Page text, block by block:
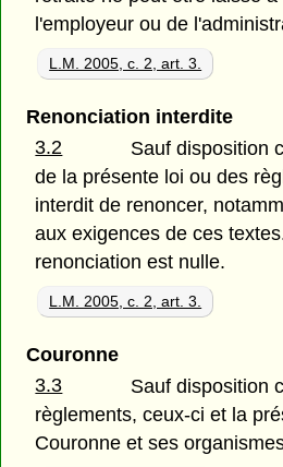
l'employeur ou de
L.M. 2005, c. 2, art. 3.
Renonciation interdite
3.2
Sauf disposition
de la présente loi ou des
interdit de renoncer,
aux exigences de ces
renonciation est nulle.
L.M. 2005, c. 2, art. 3.
Couronne
3.3
Sauf disposition
règlements, ceux-ci et la
Couronne et ses